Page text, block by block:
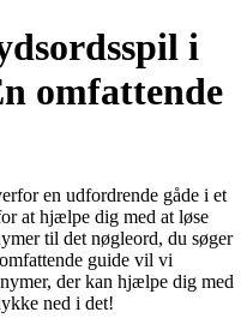
i
omfattende
en udfordrende gåde i et
at hjælpe dig med at løse
til det nøgleord, du søger
guide vil vi
der kan hjælpe dig med
ned i det!